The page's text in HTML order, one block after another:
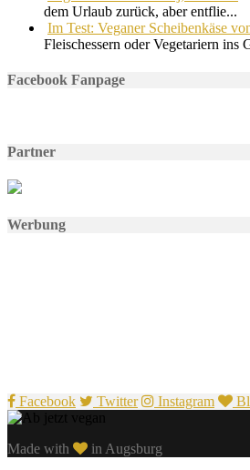
dem Urlaub zurück, aber entflie...
Im Test: Veganer Scheibenkäse
Fleischessern oder Vegetariern ins
Facebook Fanpage
Partner
Werbung
Facebook Twitter Instagram
Made with
in Augsburg